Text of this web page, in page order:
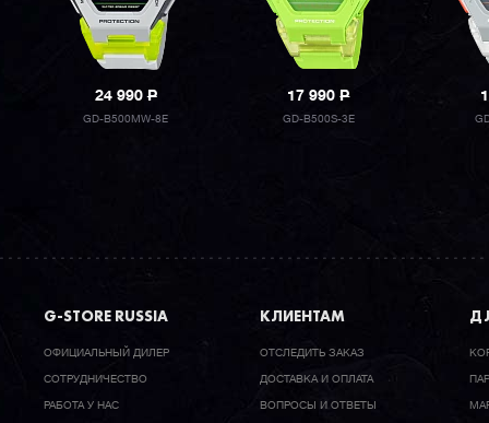
24 990P
GD-B500MW-8E
17 990P
GD-B500S-3E
G-STORE RUSSIA
ОФИЦИАЛЬНЫЙ ДИЛЕР
CОТРУДНИЧЕСТВО
РАБОТА У НАС
КЛИЕНТАМ
ОТСЛЕДИТЬ ЗАКАЗ
ДОСТАВКА И ОПЛАТА
ВОПРОСЫ И ОТВЕТЫ